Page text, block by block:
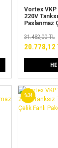
Vortex VKP
220V
Paslanmaz
31.482,00 TL
20.778,12
%34